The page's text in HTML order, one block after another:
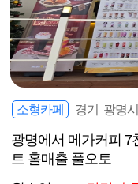
소형카페 경기 광명시
광명에서 메가커피 7
트 홀매출 풀오토